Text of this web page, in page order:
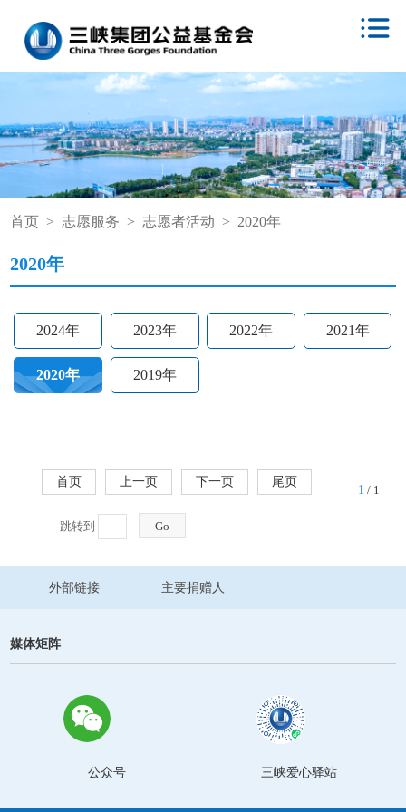
首页 >志愿服务 >志愿者活动 > 2020年
2020年
2024年 2023年 2022年 2021年
2020年 2019年
首页 上一页 下一页 尾页
1 / 1
跳转到 Go
外部链接 主要捐赠人
媒体矩阵
公众号 三峡爱心驿站